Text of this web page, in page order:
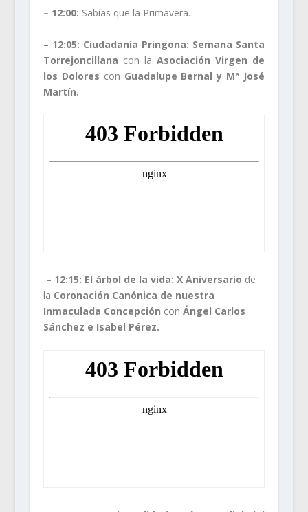
– 12:00: Sabías que la Primavera…
– 12:05: Ciudadanía Pringona: Semana Santa
Torrejoncillana con la Asociación Virgen de
los Dolores con Guadalupe Bernal y Mª José
Martín.
– 12:15: El árbol de la vida: X Aniversario de
la Coronación Canónica de nuestra
Inmaculada Concepción con Ángel Carlos
Sánchez e Isabel Pérez.